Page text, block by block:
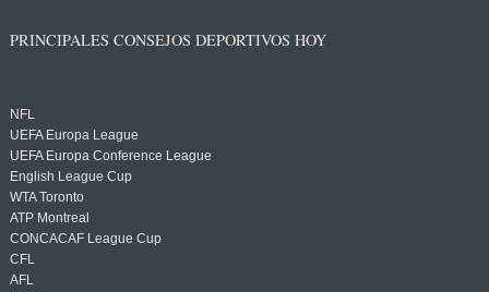
PRINCIPALES CONSEJOS DEPORTIVOS HOY
NFL
UEFA Europa League
UEFA Europa Conference League
English League Cup
WTA Toronto
ATP Montreal
CONCACAF League Cup
CFL
AFL